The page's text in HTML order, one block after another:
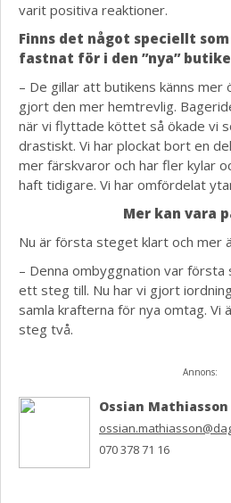
varit positiva reaktioner.
Finns det något speciellt
fastnat för i den ”nya”
– De gillar att butikens känns mer
gjort den mer hemtrevlig.
när vi flyttade köttet så ökade vi
drastiskt. Vi har plockat bort en
mer färskvaror och har fler kylar
haft tidigare. Vi har omfördelat
Mer kan vara
Nu är första steget klart och mer
– Denna ombyggnation var
ett steg till. Nu har vi gjort
samla krafterna för nya omtag. Vi
steg två.
Annons:
Ossian Mathiasson
070 378 71 16